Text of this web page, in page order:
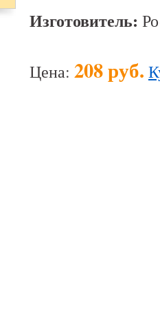
Изготовитель:
Цена: 208 руб.